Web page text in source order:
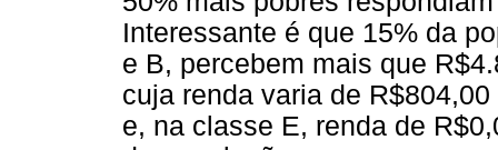
Interessante é que 15% da
e B, percebem mais que
cuja renda varia de
e, na classe E, renda de